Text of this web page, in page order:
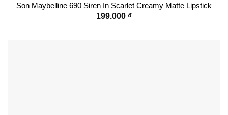
Son Maybelline 690 Siren In Scarlet Creamy Matte Lipstick
199.000 ₫